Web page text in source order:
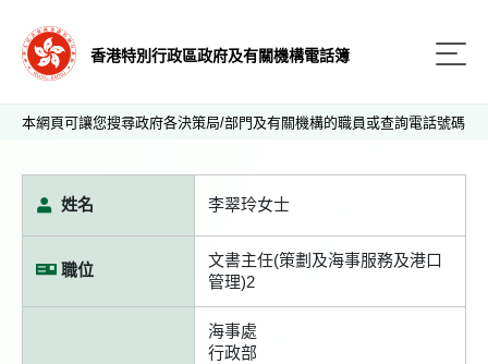
香港特別行政區政府及有關機構電話簿
本網頁可讓您搜尋政府各決策局/部門及有關機構的職員或查詢電話號碼
姓名 李翠玲女士
職位
文書主任(策劃及海事服務及港口
管理)2
海事處
行政部